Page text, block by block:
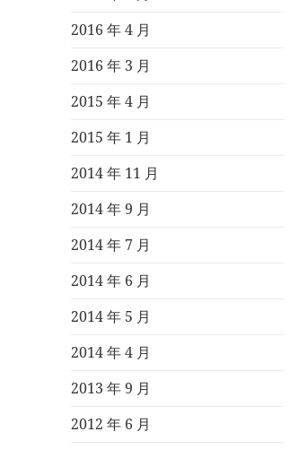
2016 年 4 月
2016 年 3 月
2015 年 4 月
2015 年 1 月
2014 年 11 月
2014 年 9 月
2014 年 7 月
2014 年 6 月
2014 年 5 月
2014 年 4 月
2013 年 9 月
2012 年 6 月